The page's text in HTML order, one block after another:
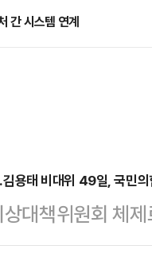
간 시스템 연계
용태 비대위 49일, 국민의
대책위원회 체
석 원내대표가